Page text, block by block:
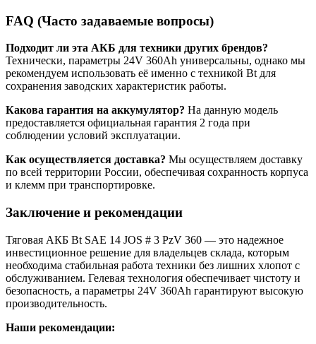
FAQ (Часто задаваемые вопросы)
Подходит ли эта АКБ для техники других брендов?
Технически, параметры 24V 360Ah универсальны, однако мы
рекомендуем использовать её именно с техникой Bt для
сохранения заводских характеристик работы.
Какова гарантия на аккумулятор? На данную модель
предоставляется официальная гарантия 2 года при
соблюдении условий эксплуатации.
Как осуществляется доставка? Мы осуществляем доставку
по всей территории России, обеспечивая сохранность корпуса
и клемм при транспортировке.
Заключение и рекомендации
Тяговая АКБ Bt SAE 14 JOS # 3 PzV 360 — это надежное
инвестиционное решение для владельцев склада, которым
необходима стабильная работа техники без лишних хлопот с
обслуживанием. Гелевая технология обеспечивает чистоту и
безопасность, а параметры 24V 360Ah гарантируют высокую
производительность.
Наши рекомендации: